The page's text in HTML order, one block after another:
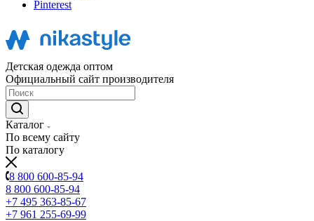
Pinterest
Детская одежда оптом
Официальный сайт производителя
Каталог
По всему сайту
По каталогу
8 800 600-85-94
8 800 600-85-94
+7 495 363-85-67
+7 961 255-69-99